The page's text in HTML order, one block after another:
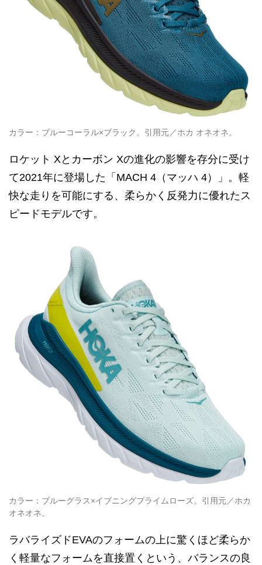
カラー：ブルーコーラル×ブラック。引用元／ホカ オネオネ。
ロケット Xとカーボン Xの進化の影響を存分に受け
て2021年に登場した「MACH 4（マッハ 4）」。軽
快な走りを可能にする、柔らかく反発力に優れたス
ピードモデルです。
カラー：ブルーグラス×イブニングプライムローズ。引用元／ホカ
オネオネ。
ラバライズドEVAのフォームの上に驚くほど柔らか
く軽量なフォームを直接置くという、バランスの良